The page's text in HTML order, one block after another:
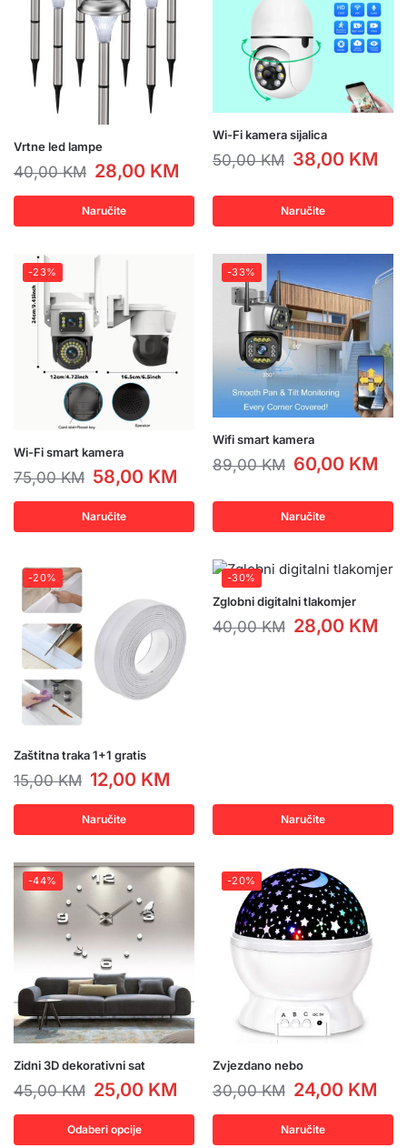
Vrtne led lampe
40,00KM 28,00 KM
Naručite
Wi-Fi kamera sijalica
50,00KM 38,00 KM
Naručite
-23%
Wi-Fi smart kamera
75,00KM 58,00 KM
Naručite
-33%
Wifi smart kamera
89,00KM 60,00 KM
Naručite
-20%
Zaštitna traka 1+1 gratis
15,00KM 12,00 KM
Naručite
-30%
Zglobni digitalni tlakomjer
40,00KM 28,00 KM
Naručite
-44%
Zidni 3D dekorativni sat
45,00KM 25,00 KM
Odaberi opcije
-20%
Zvjezdano nebo
30,00KM 24,00 KM
Naručite